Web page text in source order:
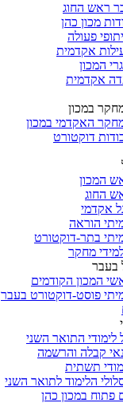
ראש החוג
מכון כהן
פעולה
אקדמית
המכון
אקדמית
במכון
האקדמי במכון
דוקטורט
המכון
החוג
אקדמי
הוראה
בתר-דוקטורט
מחקר
בעבר
המכון הקודמים
פוסט-דוקטורט בעבר
לימודי התואר השני
קבלה והרשמה
תשתית
הלימוד לתואר השני
פתוח במכון כהן